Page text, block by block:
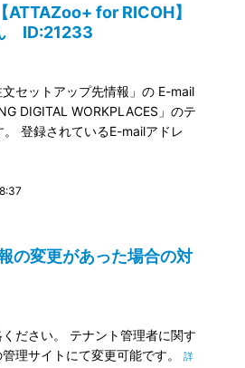
ATTAZoo+ for RICOH】
ID:21233
セットアップ先情報」の E-mail
DIGITAL WORKPLACES」のテ
登録されているE-mailアドレ
の変更があった場合の対
ださい。 テナント管理者に関す
理サイトにて変更可能です。
詳